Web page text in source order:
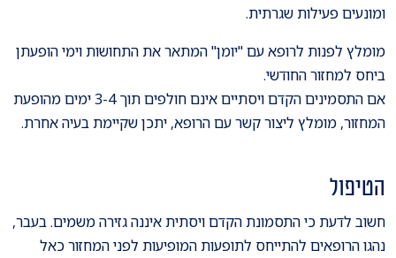
ומונעים פעילות שגרתית.
מומלץ לפנות לרופא עם "יומן" המתאר את התחושות וימי הופעתן
ביחס למחזור החודשי.
אם התסמינים הקדם ויסתיים אינם חולפים תוך 3-4 ימים מהופעת
המחזור, מומלץ ליצור קשר עם הרופא, יתכן שקיימת בעיה אחרת.
הטיפול
חשוב לדעת כי התסמונת הקדם ויסתית איננה גזירה משמים. בעבר,
נהגו הרופאים להתייחס לתופעות המופיעות לפני המחזור כאל